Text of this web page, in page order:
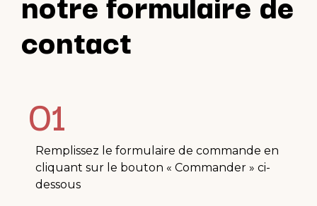
contact
01
Remplissez le formulaire de commande en
cliquant sur le bouton « Commander » ci-
dessous